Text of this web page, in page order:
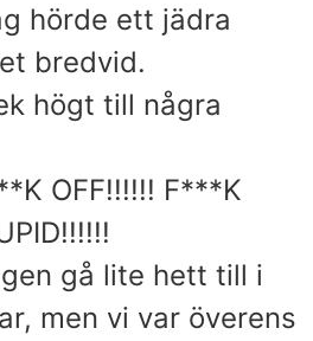
hörde ett jädra
bredvid.
högt till några
OFF!!!!!! F***K
gå lite hett till i
men vi var överens